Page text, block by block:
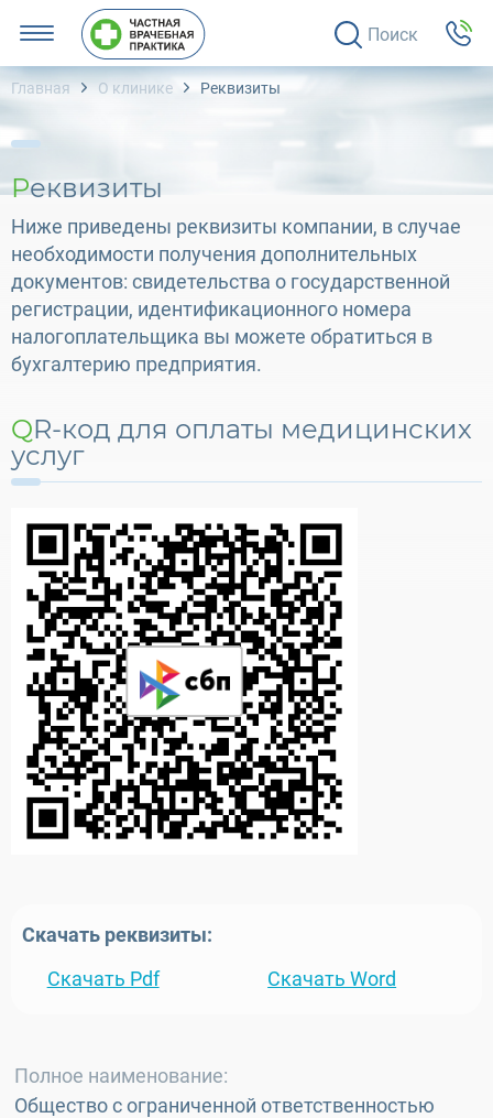
Поиск
Главная О клинике Реквизиты
Реквизиты
Ниже приведены реквизиты компании, в случае
необходимости получения дополнительных
документов: свидетельства о государственной
регистрации, идентификационного номера
налогоплательщика вы можете обратиться в
бухгалтерию предприятия.
QR-код для оплаты медицинских
услуг
Скачать реквизиты:
Скачать Pdf
Скачать Word
Полное наименование:
Общество с ограниченной ответственностью